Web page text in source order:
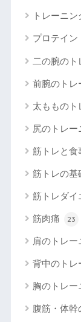
トレーニ
プロテイン
二の腕の
前腕のトレ
太もものト
尻のトレー
筋トレと食
筋トレの基
筋トレダイ
筋肉痛 23
肩のトレー
背中のトレ
胸のトレー
腹筋・体幹